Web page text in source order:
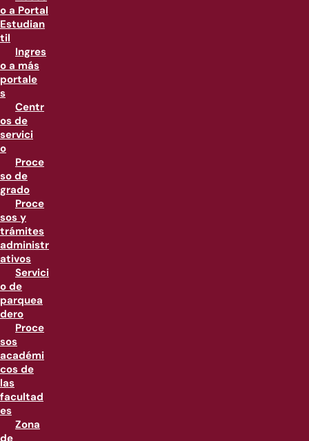
o a Portal
Estudian
til
Ingres
o a más
portale
s
Centr
os de
servici
o
Proce
so de
grado
Proce
sos y
trámites
administr
ativos
Servici
o de
parquea
dero
Proce
sos
académi
cos de
las
facultad
es
Zona
de